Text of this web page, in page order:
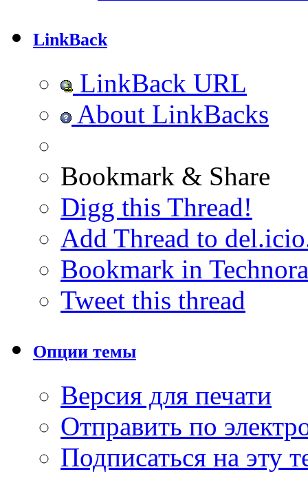
LinkBack
LinkBack URL
About LinkBacks
Bookmark & Share
Digg this Thread!
Add Thread to
Bookmark in
Tweet this thread
Опции темы
Версия для печати
Отправить по
Подписаться на эту